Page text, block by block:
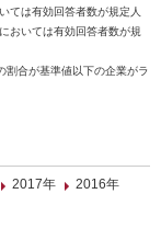
ては有効回答者数が規定人
おいては有効回答者数が規
合が基準値以下の企業がラ
2017年 2016年